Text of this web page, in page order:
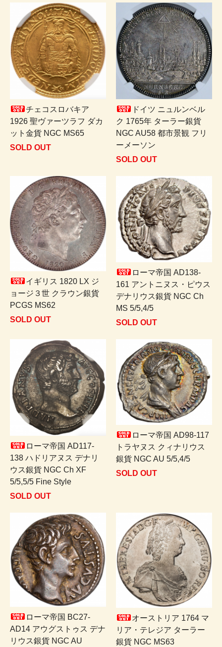
チェコスロバキア
1926 聖ヴァーツラフ ダカ
ット金貨 NGC MS65
SOLD OUT
ドイツ ニュルンベル
ク 1765年 ターラー銀貨
NGC AU58 都市景観 フリ
ーメーソン
SOLD OUT
イギリス 1820 LX ジ
ョージ３世 クラウン銀貨
PCGS MS62
SOLD OUT
ローマ帝国 AD138-
161 アントニヌス・ピウス
デナリウス銀貨 NGC Ch
MS 5/5,4/5
SOLD OUT
ローマ帝国 AD117-
138 ハドリアヌス デナリ
ウス銀貨 NGC Ch XF
5/5,5/5 Fine Style
SOLD OUT
ローマ帝国 AD98-117
トラヤヌス クィナリウス
銀貨 NGC AU 5/5,4/5
SOLD OUT
ローマ帝国 BC27-
AD14 アウグストゥス デナ
リウス銀貨 NGC AU
オーストリア 1764 マ
リア・テレジア ターラー
銀貨 NGC MS63